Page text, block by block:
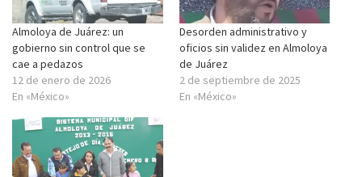
Almoloya de Juárez: un
gobierno sin control que se
cae a pedazos
12 de enero de 2026
En «México»
Desorden administrativo y
oficios sin validez en Almoloya
de Juárez
2 de septiembre de 2025
En «México»